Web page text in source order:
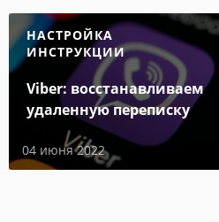
НАСТРОЙКА
ИНСТРУКЦИИ
Viber: восстанавливаем
удаленную переписку
04 июня 2022